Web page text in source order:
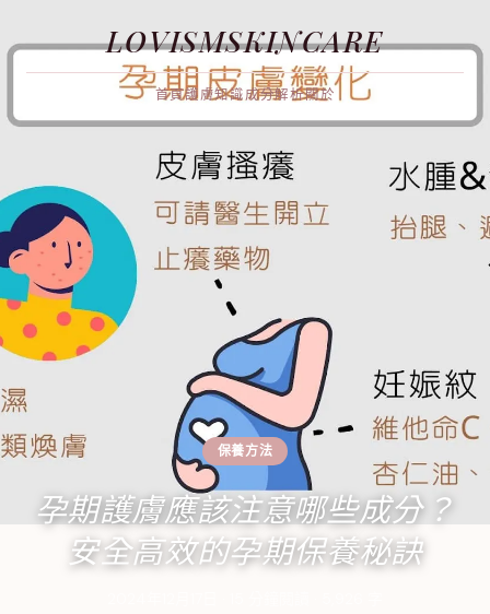
LOVISMSKINCARE
首頁護膚知識成分解析關於
保養方法
孕期護膚應該注意哪些成分？
安全高效的孕期保養秘訣